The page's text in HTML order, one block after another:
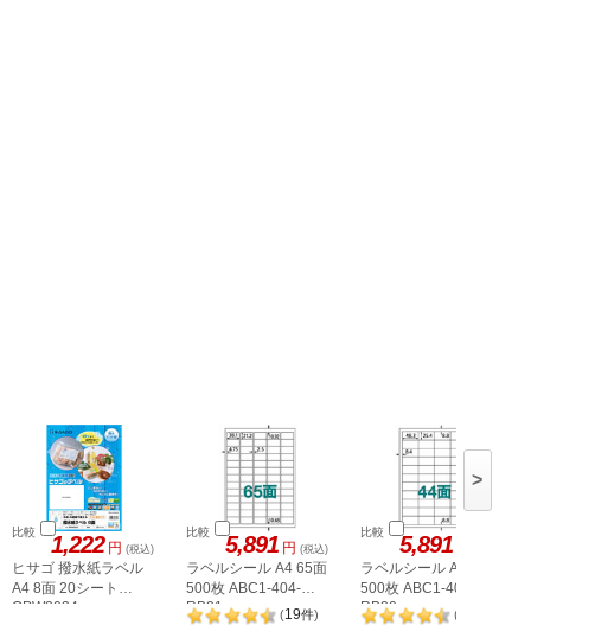
比較 1,222 円 (税込)
ヒサゴ 撥水紙ラベル
A4 8面 20シート
OPW3034
比較 5,891 円 (税込)
ラベルシール A4 65面
500枚 ABC1-404-
RB21
(19件)
比較 5,891
ラベルシール A4 44面
500枚 ABC1-404-
RB20
(
>